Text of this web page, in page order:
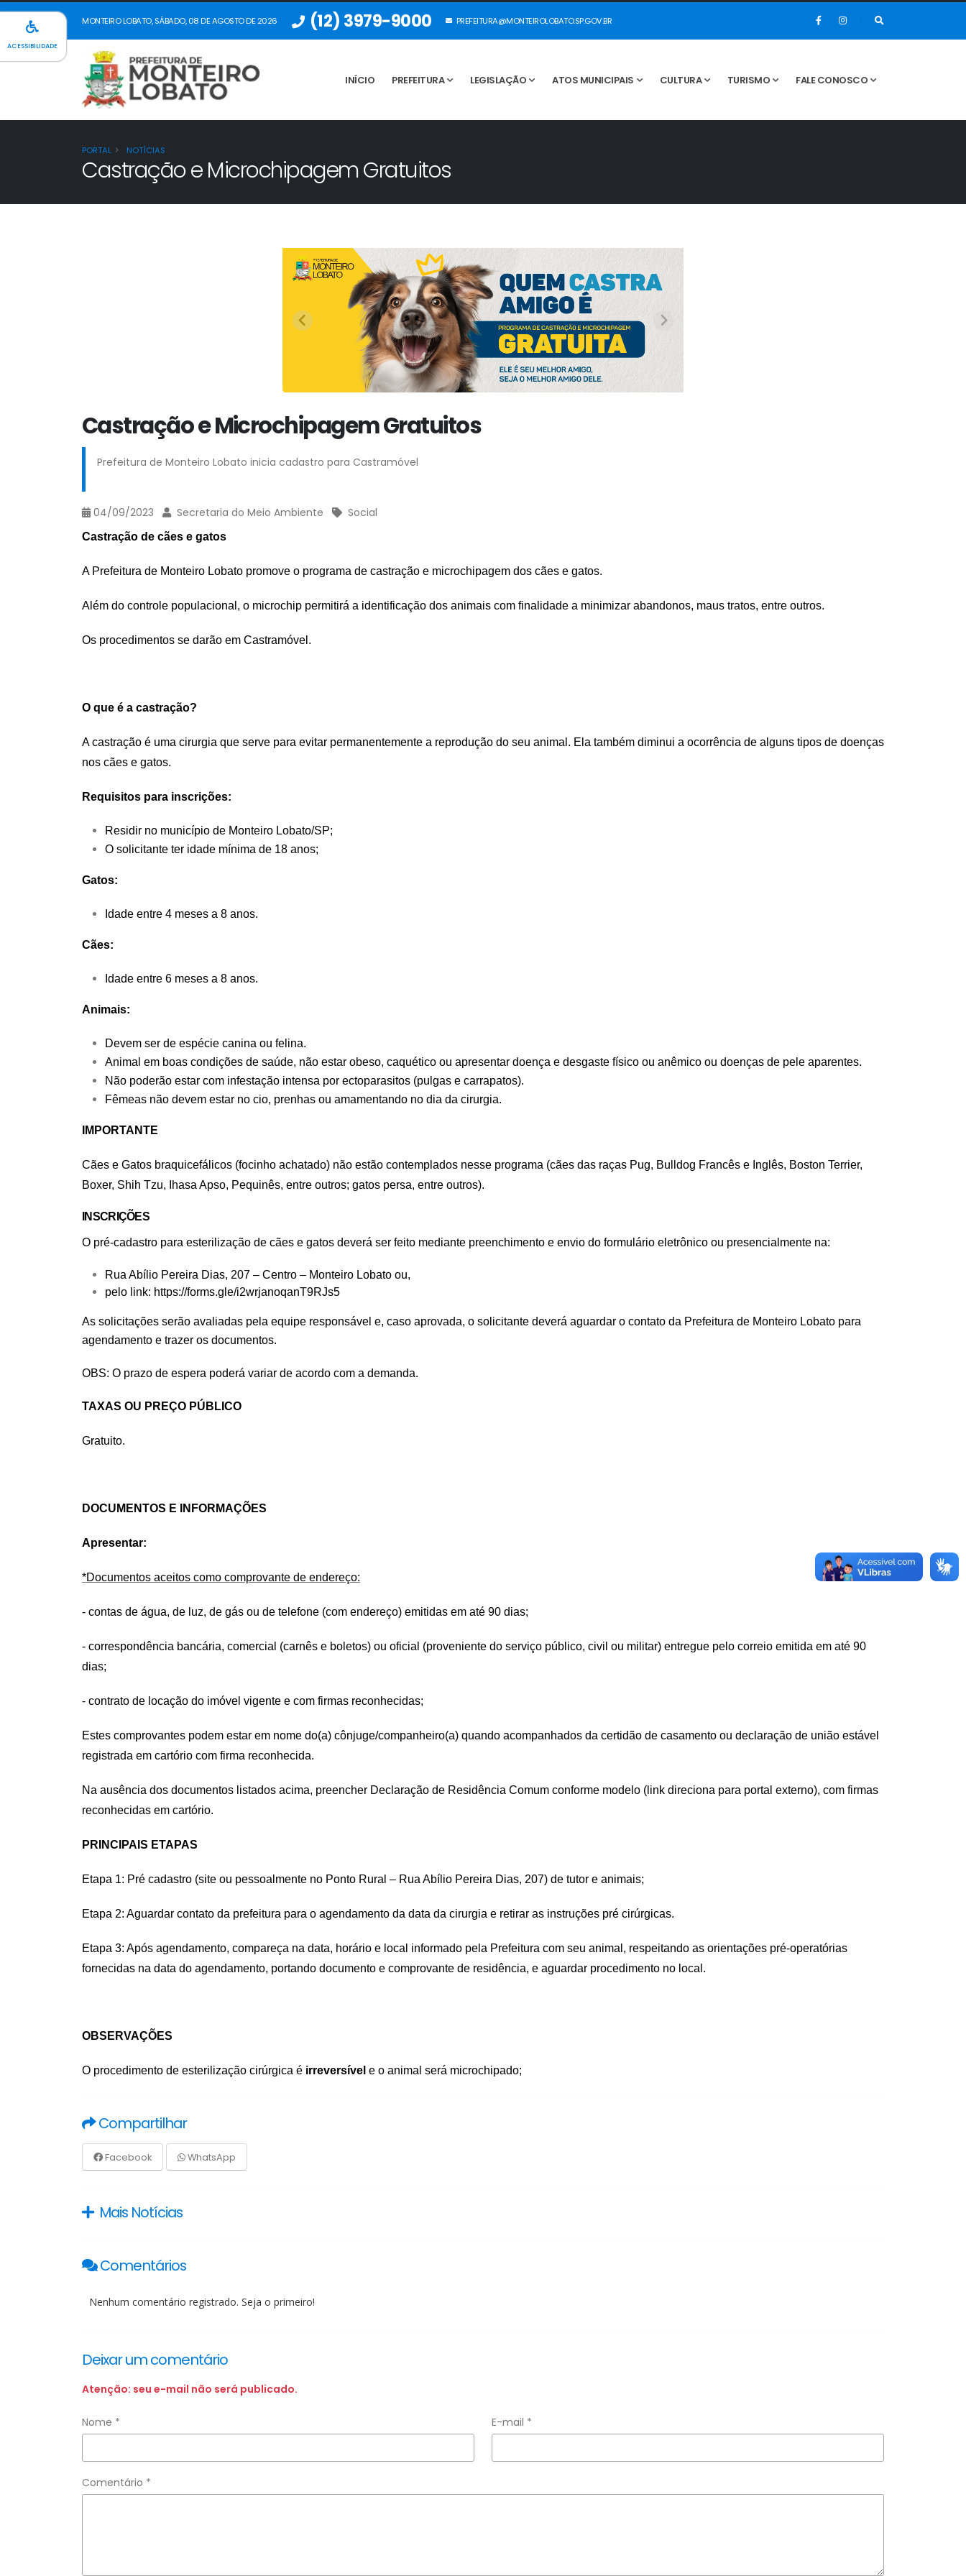
MONTEIRO LOBATO, SÁBADO, 08 DE AGOSTO DE 2026 (12) 3979-9000 PREFEITURA@MONTEIROLOBATO.SP.GOV.BR
INÍCIO PREFEITURA LEGISLAÇÃO ATOS MUNICIPAIS CULTURA TURISMO FALE CONOSCO
PORTAL NOTÍCIAS
Castração e Microchipagem Gratuitos
Castração e Microchipagem Gratuitos
Prefeitura de Monteiro Lobato inicia cadastro para Castramóvel
04/09/2023 Secretaria do Meio Ambiente Social
Castração de cães e gatos
A Prefeitura de Monteiro Lobato promove o programa de castração e microchipagem dos cães e gatos.
Além do controle populacional, o microchip permitirá a identificação dos animais com finalidade a minimizar abandonos, maus tratos, entre outros.
Os procedimentos se darão em Castramóvel.
O que é a castração?
A castração é uma cirurgia que serve para evitar permanentemente a reprodução do seu animal. Ela também diminui a ocorrência de alguns tipos de doenças
nos cães e gatos.
Requisitos para inscrições:
Residir no município de Monteiro Lobato/SP;
O solicitante ter idade mínima de 18 anos;
Gatos:
Idade entre 4 meses a 8 anos.
Cães:
Idade entre 6 meses a 8 anos.
Animais:
Devem ser de espécie canina ou felina.
Animal em boas condições de saúde, não estar obeso, caquético ou apresentar doença e desgaste físico ou anêmico ou doenças de pele aparentes.
Não poderão estar com infestação intensa por ectoparasitos (pulgas e carrapatos).
Fêmeas não devem estar no cio, prenhas ou amamentando no dia da cirurgia.
IMPORTANTE
Cães e Gatos braquicefálicos (focinho achatado) não estão contemplados nesse programa (cães das raças Pug, Bulldog Francês e Inglês, Boston Terrier,
Boxer, Shih Tzu, Ihasa Apso, Pequinês, entre outros; gatos persa, entre outros).
INSCRIÇÕES
O pré-cadastro para esterilização de cães e gatos deverá ser feito mediante preenchimento e envio do formulário eletrônico ou presencialmente na:
Rua Abílio Pereira Dias, 207 – Centro – Monteiro Lobato ou,
pelo link: https://forms.gle/i2wrjanoqanT9RJs5
As solicitações serão avaliadas pela equipe responsável e, caso aprovada, o solicitante deverá aguardar o contato da Prefeitura de Monteiro Lobato para
agendamento e trazer os documentos.
OBS: O prazo de espera poderá variar de acordo com a demanda.
TAXAS OU PREÇO PÚBLICO
Gratuito.
DOCUMENTOS E INFORMAÇÕES
Apresentar:
*Documentos aceitos como comprovante de endereço:
- contas de água, de luz, de gás ou de telefone (com endereço) emitidas em até 90 dias;
- correspondência bancária, comercial (carnês e boletos) ou oficial (proveniente do serviço público, civil ou militar) entregue pelo correio emitida em até 90
dias;
- contrato de locação do imóvel vigente e com firmas reconhecidas;
Estes comprovantes podem estar em nome do(a) cônjuge/companheiro(a) quando acompanhados da certidão de casamento ou declaração de união estável
registrada em cartório com firma reconhecida.
Na ausência dos documentos listados acima, preencher Declaração de Residência Comum conforme modelo (link direciona para portal externo), com firmas
reconhecidas em cartório.
PRINCIPAIS ETAPAS
Etapa 1: Pré cadastro (site ou pessoalmente no Ponto Rural – Rua Abílio Pereira Dias, 207) de tutor e animais;
Etapa 2: Aguardar contato da prefeitura para o agendamento da data da cirurgia e retirar as instruções pré cirúrgicas.
Etapa 3: Após agendamento, compareça na data, horário e local informado pela Prefeitura com seu animal, respeitando as orientações pré-operatórias
fornecidas na data do agendamento, portando documento e comprovante de residência, e aguardar procedimento no local.
OBSERVAÇÕES
O procedimento de esterilização cirúrgica é irreversível e o animal será microchipado;
Compartilhar
Facebook WhatsApp
Mais Notícias
Comentários
Nenhum comentário registrado. Seja o primeiro!
Deixar um comentário
Atenção: seu e-mail não será publicado.
Nome * E-mail *
Comentário *
ACESSIBILIDADE